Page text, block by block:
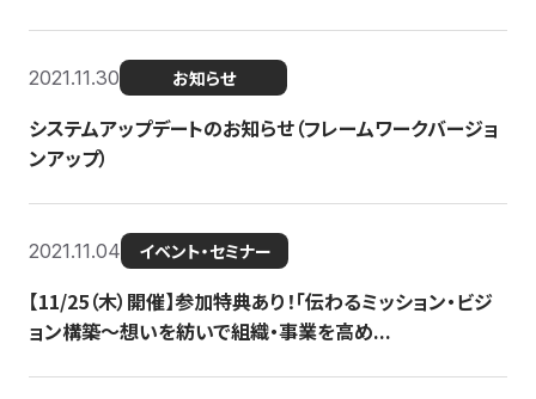
2021.11.30 お知らせ
システムアップデートのお知らせ（フレームワークバージョ
ンアップ）
2021.11.04 イベント・セミナー
【11/25（木）開催】参加特典あり！「伝わるミッション・ビジ
ョン構築〜想いを紡いで組織・事業を高め...